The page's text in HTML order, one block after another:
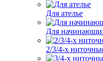
Для ателье
Для
2/3/4-х